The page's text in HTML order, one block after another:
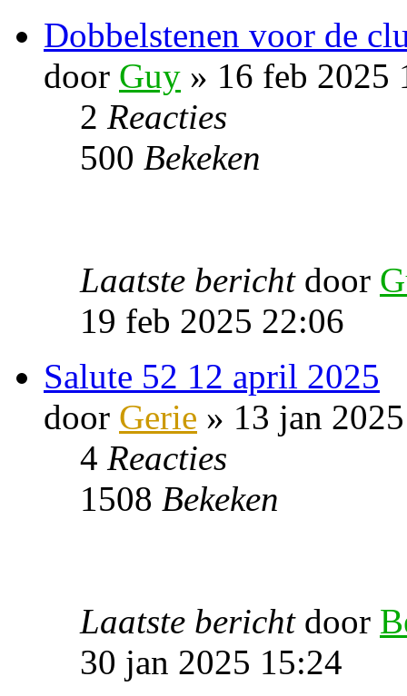
Dobbelstenen voor de
door Guy » 16 feb 2025
2 Reacties
500 Bekeken
Laatste bericht door
19 feb 2025 22:06
Salute 52 12 april 2025
door Gerie » 13 jan
4 Reacties
1508 Bekeken
Laatste bericht door
30 jan 2025 15:24